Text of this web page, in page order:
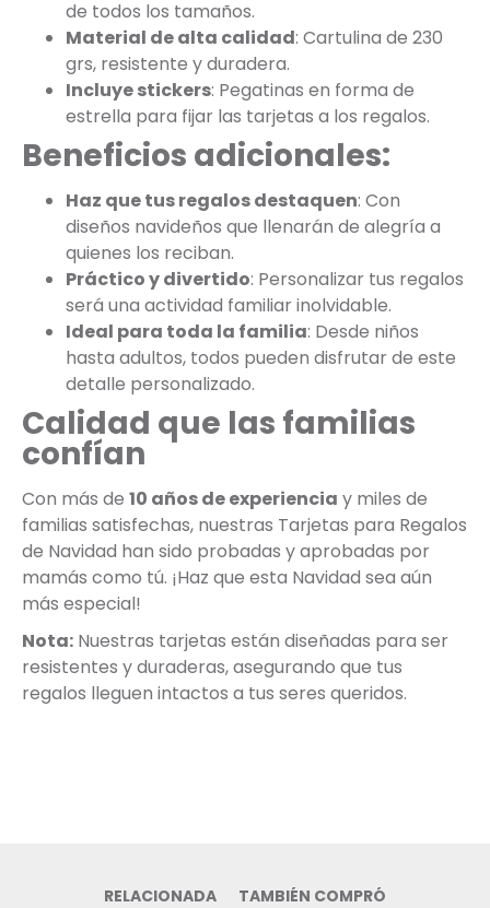
de todos los tamaños.
Material de alta calidad: Cartulina de 230
grs, resistente y duradera.
Incluye stickers: Pegatinas en forma de
estrella para fijar las tarjetas a los regalos.
Beneficios adicionales:
Haz que tus regalos destaquen: Con
diseños navideños que llenarán de alegría a
quienes los reciban.
Práctico y divertido: Personalizar tus regalos
será una actividad familiar inolvidable.
Ideal para toda la familia: Desde niños
hasta adultos, todos pueden disfrutar de este
detalle personalizado.
Calidad que las familias
confían
Con más de 10 años de experiencia y miles de
familias satisfechas, nuestras Tarjetas para Regalos
de Navidad han sido probadas y aprobadas por
mamás como tú. ¡Haz que esta Navidad sea aún
más especial!
Nota: Nuestras tarjetas están diseñadas para ser
resistentes y duraderas, asegurando que tus
regalos lleguen intactos a tus seres queridos.
RELACIONADA TAMBIÉN COMPRÓ